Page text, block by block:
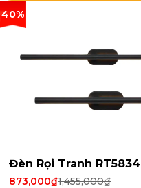
40%
Đèn Rọi Tranh RT5834
1,455,000₫
873,000₫